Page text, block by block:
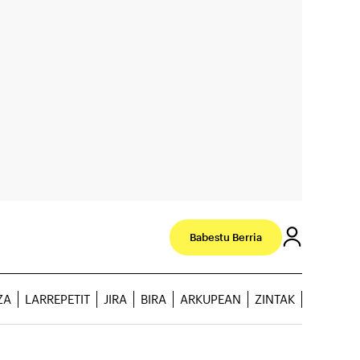
Babestu Berria
LARREPETIT JIRA BIRA ARKUPEAN ZINTAK